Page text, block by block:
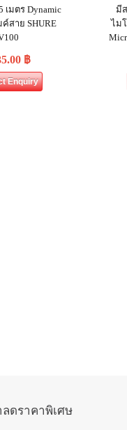
เมตร Dynamic
สาย SHURE
฿
Enquiry
มี
ไม
ดราคาพิเศษ